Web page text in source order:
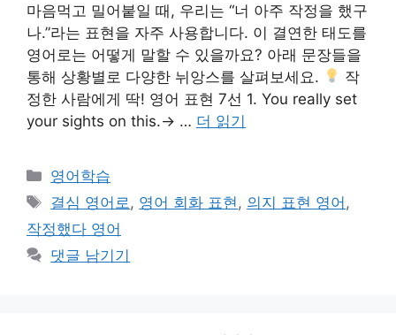
마음먹고 밀어붙일 때, 우리는 “너 아주 작정을 했구
나.”라는 표현을 자주 사용합니다. 이 결연한 태도를
영어로는 어떻게 말할 수 있을까요? 아래 문장들을
통해 상황별로 다양한 뉘앙스를 살펴보세요.
작
정한 사람에게 딱! 영어 표현 7선 1. You really set
your sights on this.→ … 더 읽기
카
테
리
영어학습
태
그
결심 영어로 , 영어 회화 표현 , 의지 표현 영어 ,
작정했다 영어
댓글 남기기